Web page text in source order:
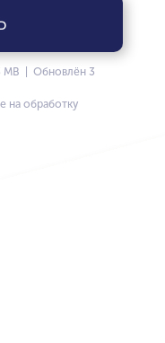
MB | Обновлён 3
на обработку